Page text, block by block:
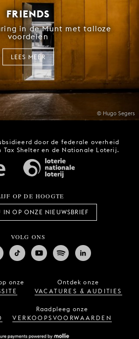
© Hugo Segers
FRIENDS
in de Munt met talloze
voordelen
LEES MEER
door de federale overheid
Tax Shelter en de Nationale Loterij.
OP DE HOOGTE
IN OP ONZE NIEUWSBRIEF
VOLG ONS
onze
Ontdek onze
VACATURES & AUDITIES
Raadpleeg onze
VERKOOPSVOORWAARDEN